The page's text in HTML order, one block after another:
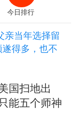
今日排行
亲当年选择留
得多，也不
国扫地出
能五个师神